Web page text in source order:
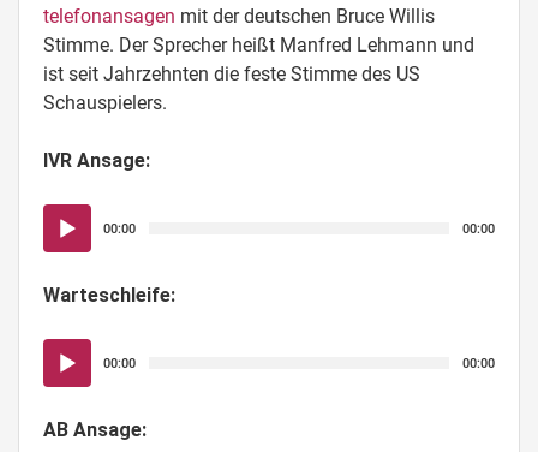
telefonansagen mit der deutschen Bruce Willis
Stimme. Der Sprecher heißt Manfred Lehmann und
ist seit Jahrzehnten die feste Stimme des US
Schauspielers.
IVR Ansage:
Audio-
Player
00:00 00:00
Warteschleife:
Audio-
Player
00:00 00:00
AB Ansage: